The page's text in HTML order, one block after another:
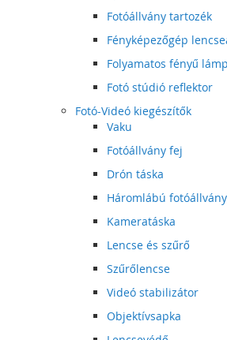
Fotóállvány tartozék
Fényképezőgép
Folyamatos fényű
Fotó stúdió reflektor
Fotó-Videó kiegészítők
Vaku
Fotóállvány fej
Drón táska
Háromlábú fotóállvány
Kameratáska
Lencse és szűrő
Szűrőlencse
Videó stabilizátor
Objektívsapka